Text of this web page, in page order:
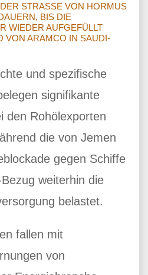
STRASSE VON HORMUS
BIS DIE
WIEDER AUFGEFÜLLT
VON ARAMCO IN SAUDI-
und spezifische
signifikante
den Rohölexporten
die von Jemen
gegen Schiffe
weiterhin die
belastet.
fallen mit
von